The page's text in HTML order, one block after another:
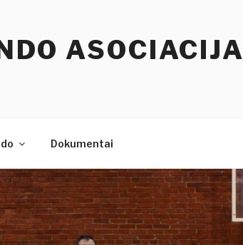
ASOCIACIJA
Dokumentai